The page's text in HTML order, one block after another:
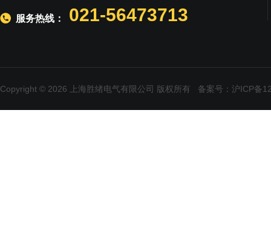
服务热线： 021-56473713
Copyright © 2026 上海胜绪电气有限公司 版权所有 备案号：沪ICP备